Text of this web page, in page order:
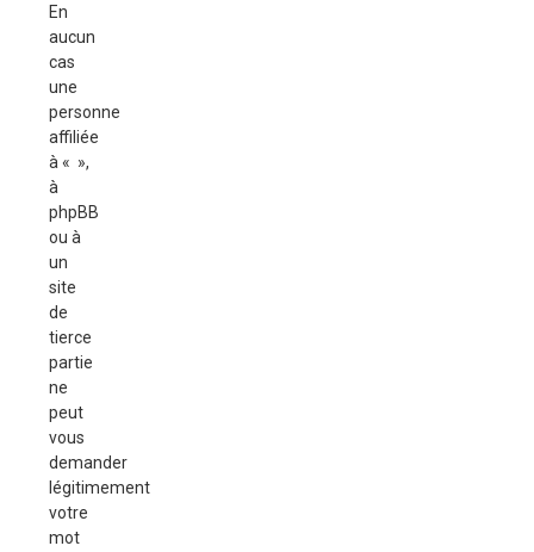
En
aucun
cas
une
personne
affiliée
à « »,
à
phpBB
ou à
un
site
de
tierce
partie
ne
peut
vous
demander
légitimement
votre
mot